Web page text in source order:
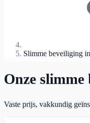
Slimme beveiliging
Onze slimme
Vaste prijs, vakkundig